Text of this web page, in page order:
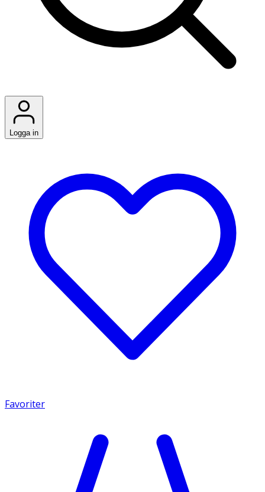
Logga in
Favoriter